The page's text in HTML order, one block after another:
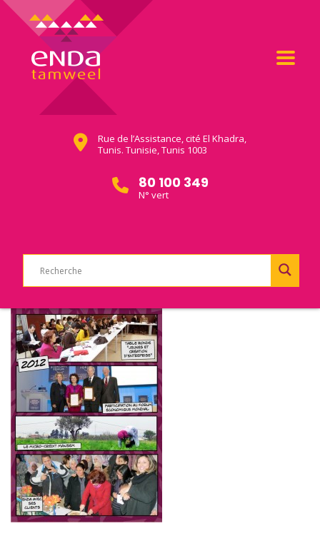
Rue de l’Assistance, cité El Khadra,
Tunis. Tunisie, Tunis 1003
80 100 349
N° vert